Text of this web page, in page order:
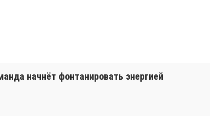
начнёт фонтанировать энергией